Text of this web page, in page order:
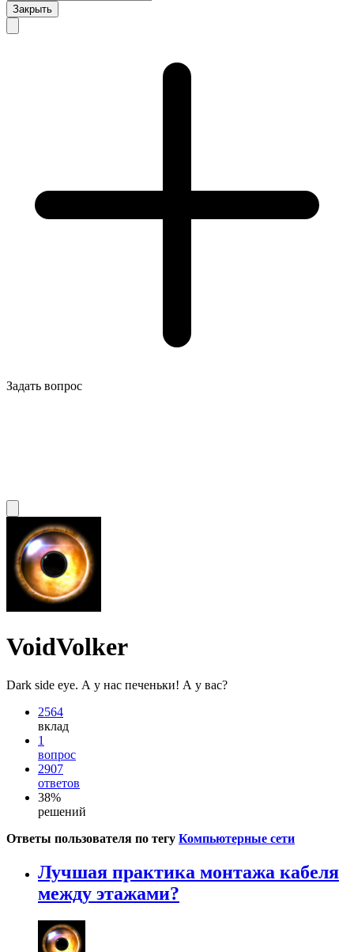
Закрыть
Задать вопрос
VoidVolker
Dark side eye. А у нас печеньки! А у вас?
2564
вклад
1
вопрос
2907
ответов
38%
решений
Ответы пользователя по тегу Компьютерные сети
Лучшая практика монтажа кабеля
между этажами?